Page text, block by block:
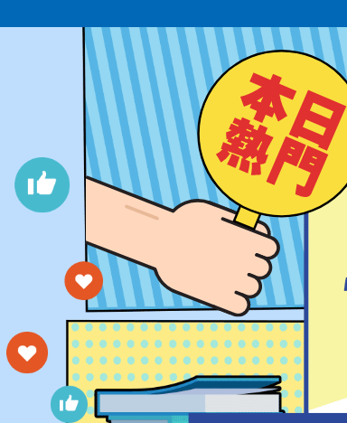
洪Ｏ倫 台大
黃Ｏ宇 台大